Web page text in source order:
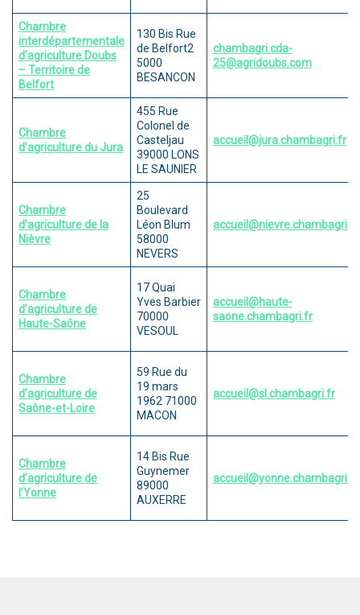
Chambre
interdépartementale
d’agriculture Doubs
– Territoire de
Belfort
130 Bis Rue
de Belfort2
5000
BESANCON
chambagri.cda-
25@agridoubs.com
Chambre
d’agriculture du Jura
455 Rue
Colonel de
Casteljau
39000 LONS
LE SAUNIER
accueil@jura.chambagri.fr
Chambre
d’agriculture de la
Nièvre
25
Boulevard
Léon Blum
58000
NEVERS
accueil@nievre.chambagri.fr
Chambre
d’agriculture de
Haute-Saône
17 Quai
Yves Barbier
70000
VESOUL
accueil@haute-
saone.chambagri.fr
Chambre
d’agriculture de
Saône-et-Loire
59 Rue du
19 mars
1962 71000
MACON
accueil@sl.chambagri.fr
Chambre
d’agriculture de
l’Yonne
14 Bis Rue
Guynemer
89000
AUXERRE
accueil@yonne.chambagri.fr